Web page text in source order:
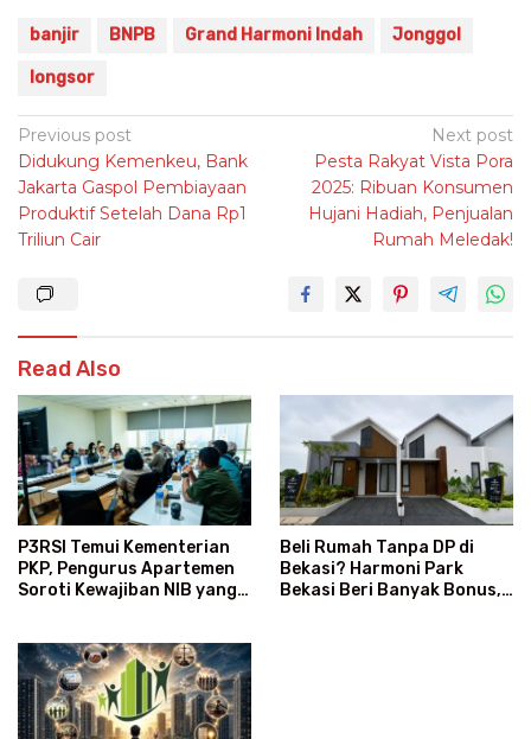
banjir BNPB Grand Harmoni Indah Jonggol
longsor
Post
navigation
Previous post
Didukung Kemenkeu, Bank
Jakarta Gaspol Pembiayaan
Produktif Setelah Dana Rp1
Triliun Cair
Next post
Pesta Rakyat Vista Pora
2025: Ribuan Konsumen
Hujani Hadiah, Penjualan
Rumah Meledak!
Read Also
P3RSI Temui Kementerian
PKP, Pengurus Apartemen
Soroti Kewajiban NIB yang
Beli Rumah Tanpa DP di
Bekasi? Harmoni Park
Bekasi Beri Banyak Bonus,